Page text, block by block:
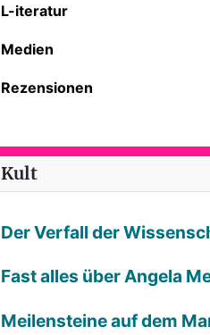
L-iteratur
Medien
Rezensionen
Kult
Der Verfall der
Fast alles über Angela
Meilensteine auf dem